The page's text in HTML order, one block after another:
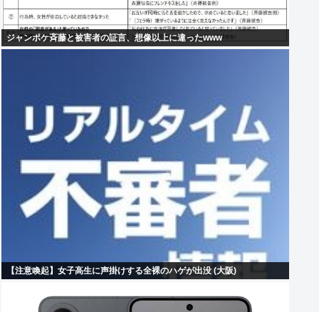
ジャンポケ斉藤と被害者の証言、想像以上に違ったwww
【注意喚起】女子高生に声掛けする全裸のハゲが出没 (大阪)